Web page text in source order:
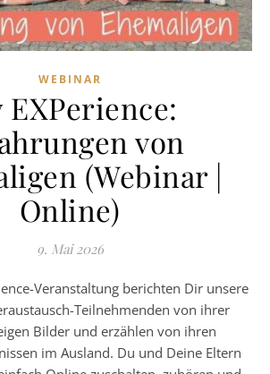
WEBINAR
EXPerience:
von
(Webinar |
Online)
9. Mai 2026
Veranstaltung berichten Dir unsere
Teilnehmenden von ihrer
Bilder und erzählen von ihren
im Ausland. Du und Deine Eltern